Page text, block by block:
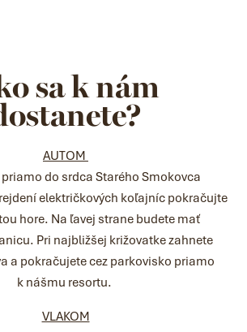
sa k nám
AUTOM
do srdca Starého Smokovca
električkových koľajníc pokračujte
hore. Na ľavej strane budete mať
Pri najbližšej križovatke zahnete
a pokračujete cez parkovisko priamo
k nášmu resortu.
VLAKOM